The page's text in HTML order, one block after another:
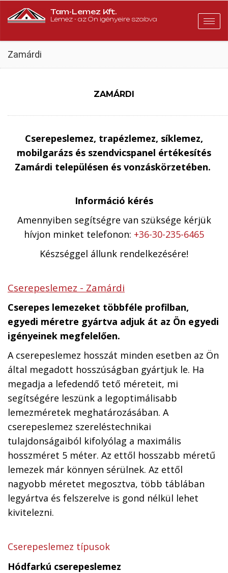
Tam-Lemez Kft.
Lemez - az Ön igényeire szabva
Zamárdi
ZAMÁRDI
Cserepeslemez, trapézlemez, síklemez,
mobilgarázs és szendvicspanel értékesítés
Zamárdi településen és vonzáskörzetében.
Információ kérés
Amennyiben segítségre van szüksége kérjük
hívjon minket telefonon: +36-30-235-6465
Készséggel állunk rendelkezésére!
Cserepeslemez - Zamárdi
Cserepes lemezeket többféle profilban,
egyedi méretre gyártva adjuk át az Ön egyedi
igényeinek megfelelően.
A cserepeslemez hosszát minden esetben az Ön
által megadott hosszúságban gyártjuk le. Ha
megadja a lefedendő tető méreteit, mi
segítségére leszünk a legoptimálisabb
lemezméretek meghatározásában. A
cserepeslemez szereléstechnikai
tulajdonságaiból kifolyólag a maximális
hosszméret 5 méter. Az ettől hosszabb méretű
lemezek már könnyen sérülnek. Az ettől
nagyobb méretet megosztva, több táblában
legyártva és felszerelve is gond nélkül lehet
kivitelezni.
Cserepeslemez típusok
Hódfarkú cserepeslemez